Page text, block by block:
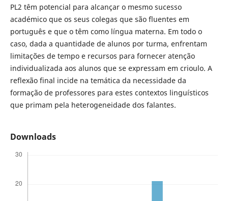
PL2 têm potencial para alcançar o mesmo sucesso
académico que os seus colegas que são fluentes em
português e que o têm como língua materna. Em todo o
caso, dada a quantidade de alunos por turma, enfrentam
limitações de tempo e recursos para fornecer atenção
individualizada aos alunos que se expressam em crioulo. A
reflexão final incide na temática da necessidade da
formação de professores para estes contextos linguísticos
que primam pela heterogeneidade dos falantes.
Downloads